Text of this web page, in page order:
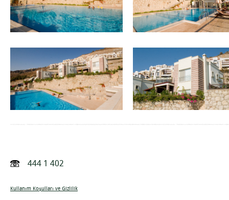
444 1 402
Kullanım Koşulları ve Gizlilik